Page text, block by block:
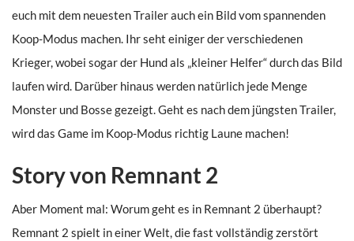
euch mit dem neuesten Trailer auch ein Bild vom spannenden
Koop-Modus machen. Ihr seht einiger der verschiedenen
Krieger, wobei sogar der Hund als „kleiner Helfer“ durch das Bild
laufen wird. Darüber hinaus werden natürlich jede Menge
Monster und Bosse gezeigt. Geht es nach dem jüngsten Trailer,
wird das Game im Koop-Modus richtig Laune machen!
Story von Remnant 2
Aber Moment mal: Worum geht es in Remnant 2 überhaupt?
Remnant 2 spielt in einer Welt, die fast vollständig zerstört